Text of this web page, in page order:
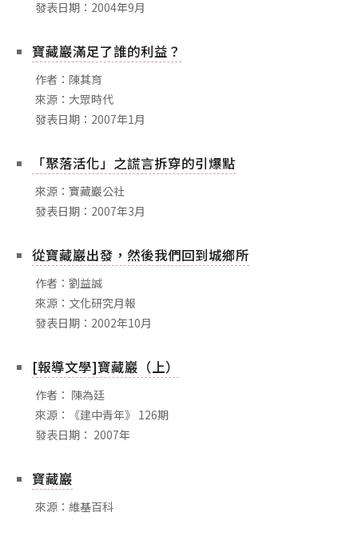
發表日期：2004年9月
寶藏巖滿足了誰的利益？
作者：陳其育
來源：大眾時代
發表日期：2007年1月
「聚落活化」之謊言拆穿的引爆點
來源：寶藏巖公社
發表日期：2007年3月
從寶藏巖出發，然後我們回到城鄉所
作者：劉益誠
來源：文化研究月報
發表日期：2002年10月
[報導文學]寶藏巖（上）
作者： 陳為廷
來源：《建中青年》 126期
發表日期： 2007年
寶藏巖
來源：維基百科